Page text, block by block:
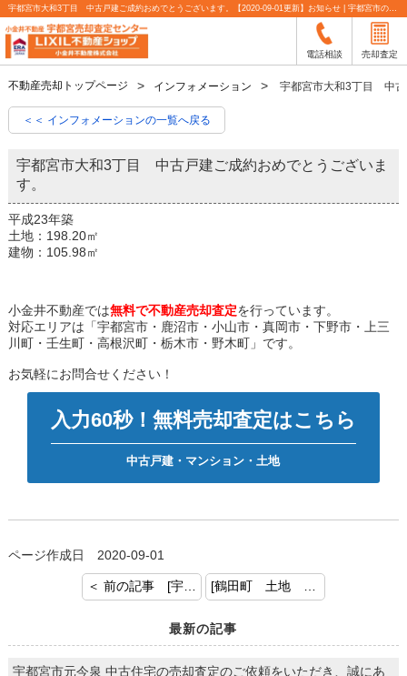
宇都宮市大和3丁目 中古戸建ご成約おめでとうございます。【2020-09-01更新】お知らせ | 宇都宮市の不動産売却査定なら小金井不動産
電話相談 売却査定
不動産売却トップページ インフォメーション 宇都宮市大和3丁目 中古
＜＜ インフォメーションの一覧へ戻る
宇都宮市大和3丁目 中古戸建ご成約おめでとうございま
す。
平成23年築
土地：198.20㎡
建物：105.98㎡
小金井不動産では無料で不動産売却査定を行っています。
対応エリアは「宇都宮市・鹿沼市・小山市・真岡市・下野市・上三
川町・壬生町・高根沢町・栃木市・野木町」です。
お気軽にお問合せください！
入力60秒！無料売却査定はこちら
中古戸建・マンション・土地
ページ作成日 2020-09-01
＜ 前の記事 [宇都宮市錦1丁目 中古マンションのご成約おめでとうございます！]
最新の記事
宇都宮市元今泉 中古住宅の売却査定のご依頼をいただき、誠にあ